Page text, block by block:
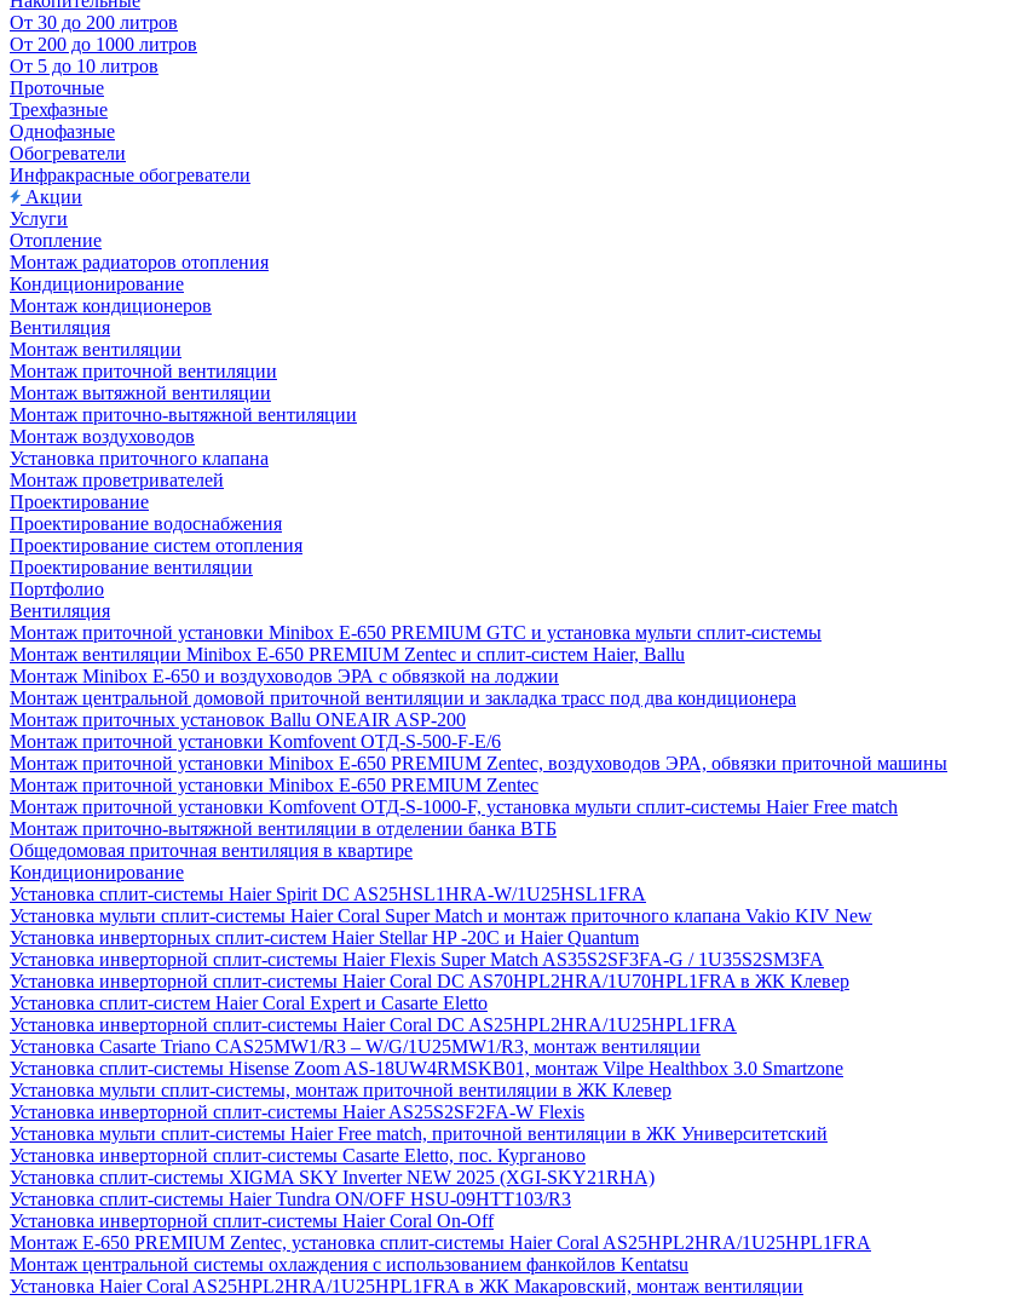
От 30 до 200 литров
От 200 до 1000 литров
От 5 до 10 литров
Проточные
Трехфазные
Однофазные
Обогреватели
Инфракрасные обогреватели
Акции
Услуги
Отопление
Монтаж радиаторов отопления
Кондиционирование
Монтаж кондиционеров
Вентиляция
Монтаж вентиляции
Монтаж приточной вентиляции
Монтаж вытяжной вентиляции
Монтаж приточно-вытяжной вентиляции
Монтаж воздуховодов
Установка приточного клапана
Монтаж проветривателей
Проектирование
Проектирование водоснабжения
Проектирование систем отопления
Проектирование вентиляции
Портфолио
Вентиляция
Монтаж приточной установки Minibox E-650 PREMIUM GTC и установка мульти сплит-системы
Монтаж вентиляции Minibox E-650 PREMIUM Zentec и сплит-систем Haier, Ballu
Монтаж Minibox E-650 и воздуховодов ЭРА с обвязкой на лоджии
Монтаж центральной домовой приточной вентиляции и закладка трасс под два кондиционера
Монтаж приточных установок Ballu ONEAIR ASP-200
Монтаж приточной установки Komfovent ОТД-S-500-F-E/6
Монтаж приточной установки Minibox E-650 PREMIUM Zentec, воздуховодов ЭРА, обвязки приточной машины
Монтаж приточной установки Minibox E-650 PREMIUM Zentec
Монтаж приточной установки Komfovent ОТД-S-1000-F, установка мульти сплит-системы Haier Free match
Монтаж приточно-вытяжной вентиляции в отделении банка ВТБ
Общедомовая приточная вентиляция в квартире
Кондиционирование
Установка сплит-системы Haier Spirit DC AS25HSL1HRA-W/1U25HSL1FRA
Установка мульти сплит-системы Haier Coral Super Match и монтаж приточного клапана Vakio KIV New
Установка инверторных сплит-систем Haier Stellar HP -20С и Haier Quantum
Установка инверторной сплит-системы Haier Flexis Super Match AS35S2SF3FA-G / 1U35S2SM3FA
Установка инверторной сплит-системы Haier Coral DC AS70HPL2HRA/1U70HPL1FRA в ЖК Клевер
Установка сплит-систем Haier Coral Expert и Casarte Eletto
Установка инверторной сплит-системы Haier Coral DC AS25HPL2HRA/1U25HPL1FRA
Установка Casarte Triano CAS25MW1/R3 – W/G/1U25MW1/R3, монтаж вентиляции
Установка сплит-системы Hisense Zoom AS-18UW4RMSKB01, монтаж Vilpe Healthbox 3.0 Smartzone
Установка мульти сплит-системы, монтаж приточной вентиляции в ЖК Клевер
Установка инверторной сплит-системы Haier AS25S2SF2FA-W Flexis
Установка мульти сплит-системы Haier Free match, приточной вентиляции в ЖК Университетский
Установка инверторной сплит-системы Casarte Eletto, пос. Курганово
Установка сплит-системы XIGMA SKY Inverter NEW 2025 (XGI-SKY21RHA)
Установка сплит-системы Haier Tundra ON/OFF HSU-09HTT103/R3
Установка инверторной сплит-системы Haier Coral On-Off
Монтаж E-650 PREMIUM Zentec, установка сплит-системы Haier Coral AS25HPL2HRA/1U25HPL1FRA
Монтаж центральной системы охлаждения с использованием фанкойлов Kentatsu
Установка Haier Coral AS25HPL2HRA/1U25HPL1FRA в ЖК Макаровский, монтаж вентиляции